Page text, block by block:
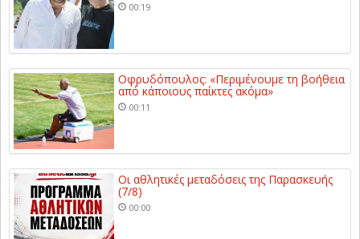
00:19
Οφρυδόπουλος: «Περιμένουμε τη βοήθεια
από κάποιους παίκτες ακόμα»
00:11
Οι αθλητικές μεταδόσεις της Παρασκευής
(7/8)
00:00